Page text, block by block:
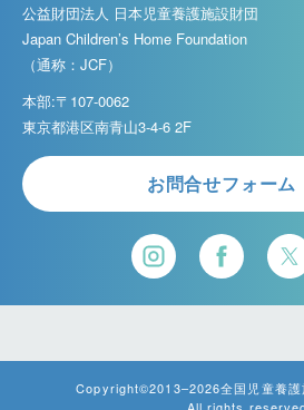
公益財団法人 日本児童養護施設財団
Japan Children’s Home Foundation
（通称：JCF）
本部:〒107-0062
東京都港区南青山3-4-6 2F
お問合せフォーム
Copyright©2013–2026全国児童養